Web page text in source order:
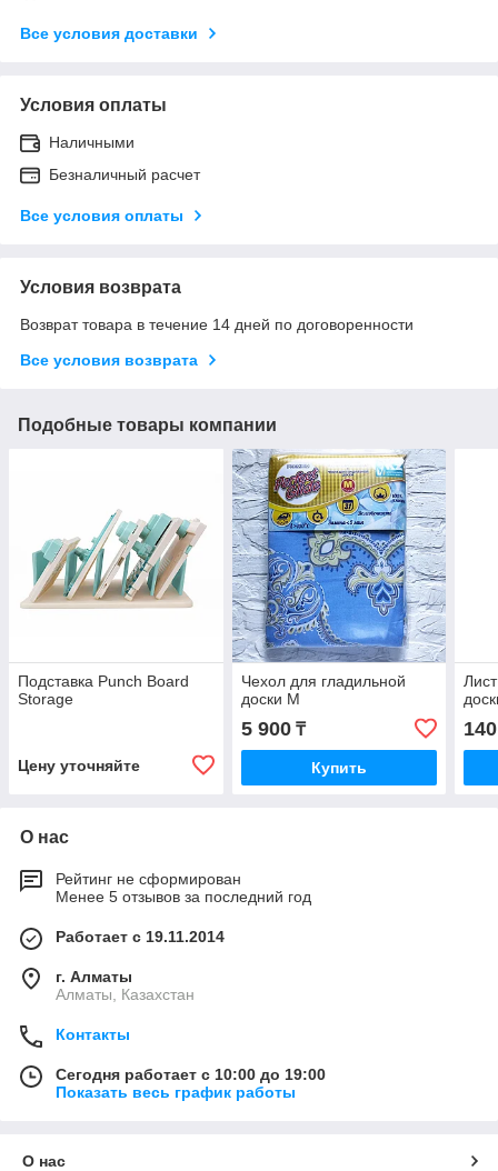
Все условия доставки
Условия оплаты
Наличными
Безналичный расчет
Все условия оплаты
Условия возврата
Возврат товара в течение 14 дней по договоренности
Все условия возврата
Подобные товары компании
Подставка Punch Board
Storage
Цену уточняйте
Чехол для гладильной
доски М
5 900₸
Купить
140
О нас
Рейтинг не сформирован
Менее 5 отзывов за последний год
Работает с 19.11.2014
г. Алматы
Алматы, Казахстан
Контакты
Сегодня работает с 10:00 до 19:00
Показать весь график работы
О нас